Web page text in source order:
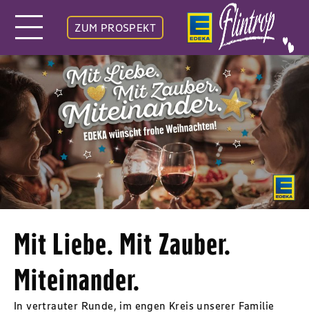
ZUM PROSPEKT
Mit Liebe. Mit Zauber.
Miteinander.
In vertrauter Runde, im engen Kreis unserer Familie